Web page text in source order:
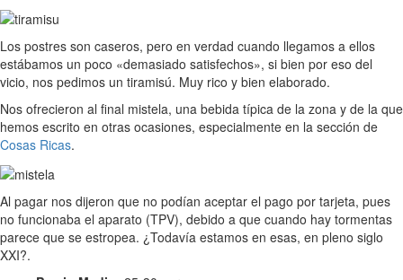
Los postres son caseros, pero en verdad cuando llegamos a ellos
estábamos un poco «demasiado satisfechos», si bien por eso del
vicio, nos pedimos un tiramisú. Muy rico y bien elaborado.
Nos ofrecieron al final mistela, una bebida típica de la zona y de la que
hemos escrito en otras ocasiones, especialmente en la sección de
Cosas Ricas.
Al pagar nos dijeron que no podían aceptar el pago por tarjeta, pues
no funcionaba el aparato (TPV), debido a que cuando hay tormentas
parece que se estropea. ¿Todavía estamos en esas, en pleno siglo
XXI?.